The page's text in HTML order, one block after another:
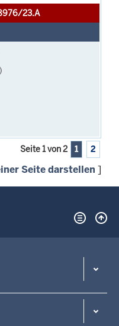
23.A
Seite 1 von 2 1 2
Seite darstellen ]